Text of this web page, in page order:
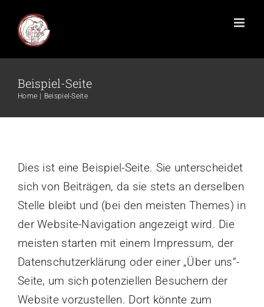
Beispiel-Seite
Home Beispiel-Seite
Dies ist eine Beispiel-Seite. Sie unterscheidet
sich von Beiträgen, da sie stets an derselben
Stelle bleibt und (bei den meisten Themes) in
der Website-Navigation angezeigt wird. Die
meisten starten mit einem Impressum, der
Datenschutzerklärung oder einer „Über uns“-
Seite, um sich potenziellen Besuchern der
Website vorzustellen. Dort könnte zum